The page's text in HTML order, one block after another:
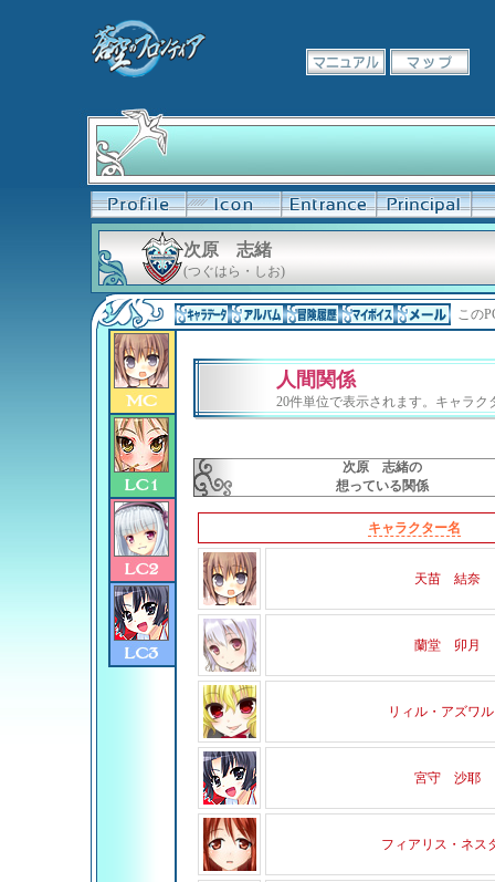
次原 志緒
(つぐはら・しお)
この
人間関係
20件単位で表示されます。キャラ
次原 志緒の
想っている関係
キャラクター名
天苗 結奈
蘭堂 卯月
リィル・アズワ
宮守 沙耶
フィアリス・ネス